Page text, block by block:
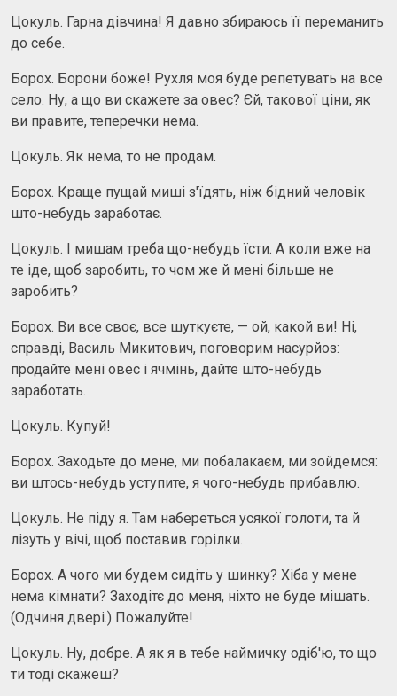
Цокуль. Гарна дівчина! Я давно збираюсь її переманить
до себе.
Борох. Борони боже! Рухля моя буде репетувать на все
село. Ну, а що ви скажете за овес? Єй, такової ціни, як
ви правите, теперечки нема.
Цокуль. Як нема, то не продам.
Борох. Краще пущай миші з'їдять, ніж бідний человік
што-небудь заработає.
Цокуль. І мишам треба що-небудь їсти. А коли вже на
те іде, щоб заробить, то чом же й мені більше не
заробить?
Борох. Ви все своє, все шуткуєте, — ой, какой ви! Ні,
справді, Василь Микитович, поговорим насурйоз:
продайте мені овес і ячмінь, дайте што-небудь
заработать.
Цокуль. Купуй!
Борох. Заходьте до мене, ми побалакаєм, ми зойдемся:
ви штось-небудь уступите, я чого-небудь прибавлю.
Цокуль. Не піду я. Там набереться усякої голоти, та й
лізуть у вічі, щоб поставив горілки.
Борох. А чого ми будем сидіть у шинку? Хіба у мене
нема кімнати? Заходітє до меня, ніхто не буде мішать.
(Одчиня двері.) Пожалуйте!
Цокуль. Ну, добре. А як я в тебе наймичку одіб'ю, то що
ти тоді скажеш?